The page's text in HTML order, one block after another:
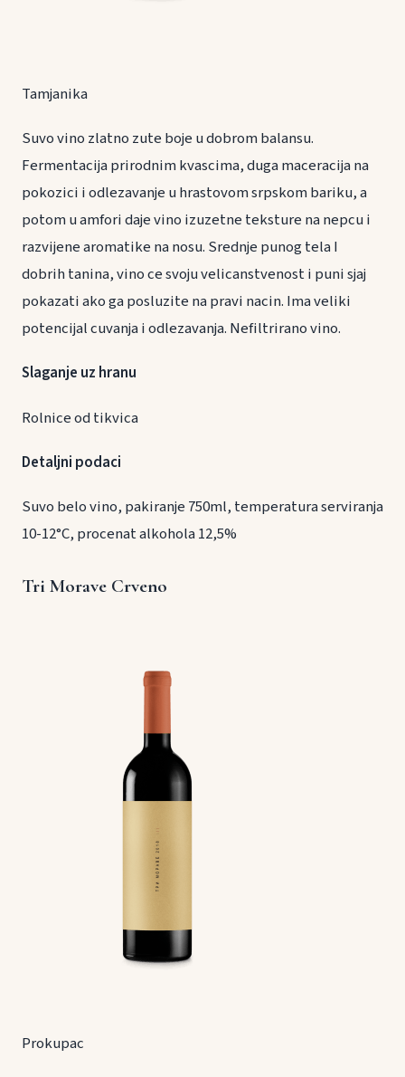
Tamjanika
Suvo vino zlatno zute boje u dobrom balansu.
Fermentacija prirodnim kvascima, duga maceracija na
pokozici i odlezavanje u hrastovom srpskom bariku, a
potom u amfori daje vino izuzetne teksture na nepcu i
razvijene aromatike na nosu. Srednje punog tela I
dobrih tanina, vino ce svoju velicanstvenost i puni sjaj
pokazati ako ga posluzite na pravi nacin. Ima veliki
potencijal cuvanja i odlezavanja. Nefiltrirano vino.
Slaganje uz hranu
Rolnice od tikvica
Detaljni podaci
Suvo belo vino, pakiranje 750ml, temperatura serviranja
10-12°C, procenat alkohola 12,5%
Tri Morave Crveno
Prokupac